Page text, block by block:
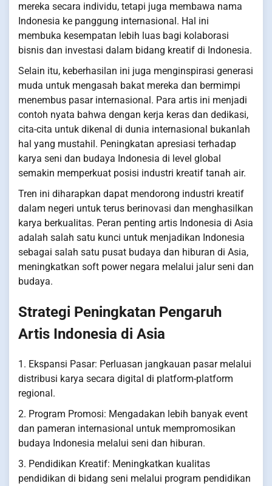
mereka secara individu, tetapi juga membawa nama
Indonesia ke panggung internasional. Hal ini
membuka kesempatan lebih luas bagi kolaborasi
bisnis dan investasi dalam bidang kreatif di Indonesia.
Selain itu, keberhasilan ini juga menginspirasi generasi
muda untuk mengasah bakat mereka dan bermimpi
menembus pasar internasional. Para artis ini menjadi
contoh nyata bahwa dengan kerja keras dan dedikasi,
cita-cita untuk dikenal di dunia internasional bukanlah
hal yang mustahil. Peningkatan apresiasi terhadap
karya seni dan budaya Indonesia di level global
semakin memperkuat posisi industri kreatif tanah air.
Tren ini diharapkan dapat mendorong industri kreatif
dalam negeri untuk terus berinovasi dan menghasilkan
karya berkualitas. Peran penting artis Indonesia di Asia
adalah salah satu kunci untuk menjadikan Indonesia
sebagai salah satu pusat budaya dan hiburan di Asia,
meningkatkan soft power negara melalui jalur seni dan
budaya.
Strategi Peningkatan Pengaruh
Artis Indonesia di Asia
1. Ekspansi Pasar: Perluasan jangkauan pasar melalui
distribusi karya secara digital di platform-platform
regional.
2. Program Promosi: Mengadakan lebih banyak event
dan pameran internasional untuk mempromosikan
budaya Indonesia melalui seni dan hiburan.
3. Pendidikan Kreatif: Meningkatkan kualitas
pendidikan di bidang seni melalui program pendidikan